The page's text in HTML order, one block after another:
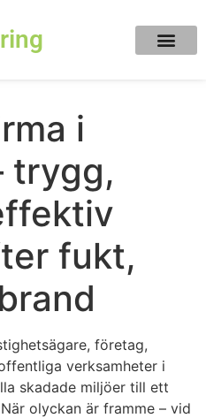
i
trygg,
fukt,
företag,
verksamheter i
skadade miljöer till ett
olyckan är framme – vid